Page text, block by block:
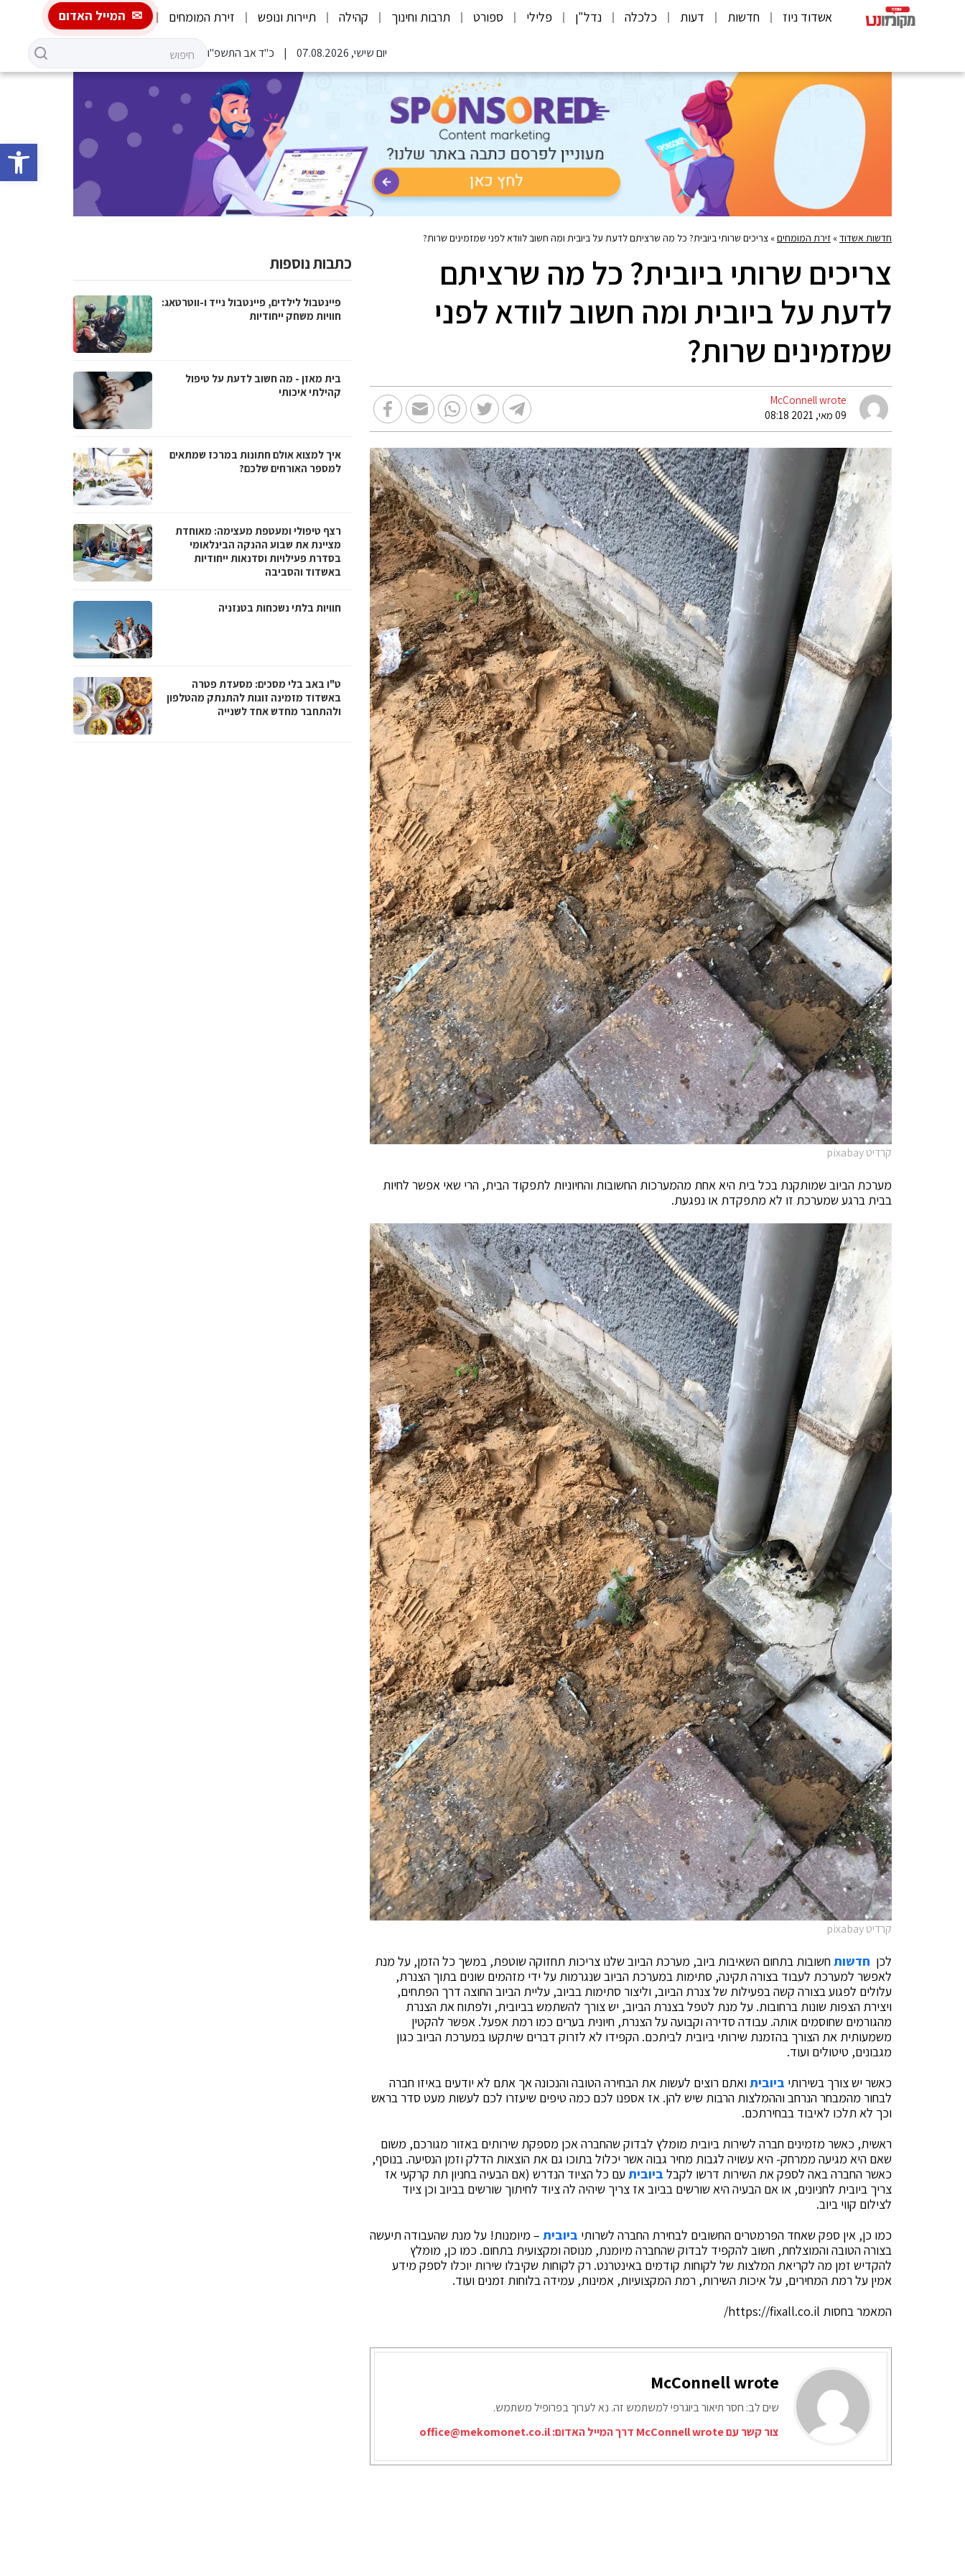
פתח
אשדוד ניוז חדשות דעות כלכלה נדל"ן פלילי ספורט תרבות וחינוך קהילה תיירות ונופש זירת המומחים המייל האדום
יום שישי, 07.08.2026 כ"ד אב התשפ"ו
חדשות אשדוד» זירת המומחים» צריכים שרותי ביובית? כל מה שרציתם לדעת על ביובית ומה חשוב לוודא לפני שמזמינים שרות?
צריכים שרותי ביובית? כל מה שרציתם
לדעת על ביובית ומה חשוב לוודא לפני
שמזמינים שרות?
McConnell wrote
09 מאי, 2021 08:18
קרדיט pixabay
מערכת הביוב שמותקנת בכל בית היא אחת מהמערכות החשובות והחיוניות לתפקוד הבית, הרי שאי אפשר לחיות
בבית ברגע שמערכת זו לא מתפקדת או נפגעת.
קרדיט pixabay
לכן חדשותחשובות בתחום השאיבות ביוב, מערכת הביוב שלנו צריכות תחזוקה שוטפת, במשך כל הזמן, על מנת
לאפשר למערכת לעבוד בצורה תקינה, סתימות במערכת הביוב שנגרמות על ידי מזהמים שונים בתוך הצנרת,
עלולים לפגוע בצורה קשה בפעילות של צנרת הביוב, וליצור סתימות בביוב, עליית הביוב החוצה דרך הפתחים,
ויצירת הצפות שונות ברחובות. על מנת לטפל בצנרת הביוב, יש צורך להשתמש בביובית, ולפתוח את הצנרת
מהגורמים שחוסמים אותה. עבודה סדירה וקבועה על הצנרת, חיונית בערים כמו רמת אפעל. אפשר להקטין
משמעותית את הצורך בהזמנת שירותי ביובית לביתכם. הקפידו לא לזרוק דברים שיתקעו במערכת הביוב כגון
מגבונים, טיטולים ועוד.
כאשר יש צורך בשירותי ביוביתואתם רוצים לעשות את הבחירה הטובה והנכונה אך אתם לא יודעים באיזו חברה
לבחור מהמבחר הנרחב וההמלצות הרבות שיש להן. אז אספנו לכם כמה טיפים שיעזרו לכם לעשות מעט סדר בראש
וכך לא תלכו לאיבוד בבחירתכם.
ראשית, כאשר מזמינים חברה לשירות ביובית מומלץ לבדוק שהחברה אכן מספקת שירותים באזור מגורכם, משום
שאם היא מגיעה ממרחק- היא עשויה לגבות מחיר גבוה אשר יכלול בתוכו גם את הוצאות הדלק וזמן הנסיעה. בנוסף,
כאשר החברה באה לספק את השירות דרשו לקבל ביובית עם כל הציוד הנדרש (אם הבעיה בחניון תת קרקעי אז
צריך ביובית לחניונים, או אם הבעיה היא שורשים בביוב אז צריך שיהיה לה ציוד לחיתוך שורשים בביוב וכן ציוד
לצילום קווי ביוב.
כמו כן, אין ספק שאחד הפרמטרים החשובים לבחירת החברה לשרותי ביובית – מיומנות! על מנת שהעבודה תיעשה
בצורה הטובה והמוצלחת, חשוב להקפיד לבדוק שהחברה מיומנת, מנוסה ומקצועית בתחום. כמו כן, מומלץ
להקדיש זמן מה לקריאת המלצות של לקוחות קודמים באינטרנט. רק לקוחות שקיבלו שירות יוכלו לספק מידע
אמין על רמת המחירים, על איכות השירות, רמת המקצועיות, אמינות, עמידה בלוחות זמנים ועוד.
המאמר בחסות https://fixall.co.il/
McConnell wrote
שים לב: חסר תיאור ביוגרפי למשתמש זה. נא לערוך בפרופיל משתמש.
צור קשר עם McConnell wrote דרך המייל האדום:
office@mekomonet.co.il
כתבות נוספות
פיינטבול לילדים, פיינטבול נייד ו-ווטרטאג:
חוויות משחק ייחודיות
בית מאזן - מה חשוב לדעת על טיפול
קהילתי איכותי
איך למצוא אולם חתונות במרכז שמתאים
למספר האורחים שלכם?
רצף טיפולי ומעטפת מעצימה: מאוחדת
מציינת את שבוע ההנקה הבינלאומי
בסדרת פעילויות וסדנאות ייחודיות
באשדוד והסביבה
חוויות בלתי נשכחות בטנזניה
ט"ו באב בלי מסכים: מסעדת פטרה
באשדוד מזמינה זוגות להתנתק מהטלפון
ולהתחבר מחדש אחד לשנייה